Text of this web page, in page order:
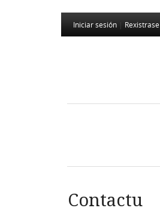
Iniciar sesión Rexistrase
Contactu